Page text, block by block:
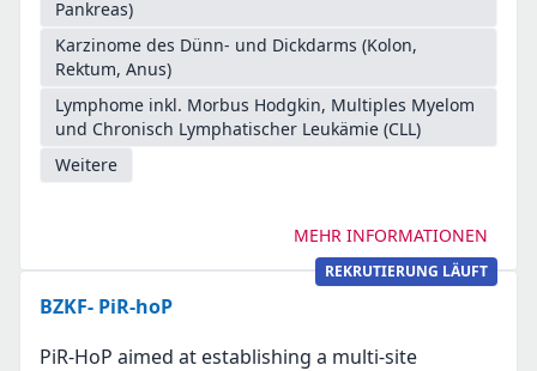
Pankreas)
Karzinome des Dünn- und Dickdarms (Kolon,
Rektum, Anus)
Lymphome inkl. Morbus Hodgkin, Multiples Myelom
und Chronisch Lymphatischer Leukämie (CLL)
Weitere
MEHR INFORMATIONEN
REKRUTIERUNG LÄUFT
BZKF- PiR-hoP
PiR-HoP aimed at establishing a multi-site